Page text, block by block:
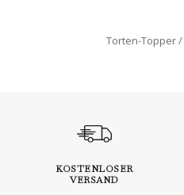
Torten-Topper
KOSTENLOSER
VERSAND